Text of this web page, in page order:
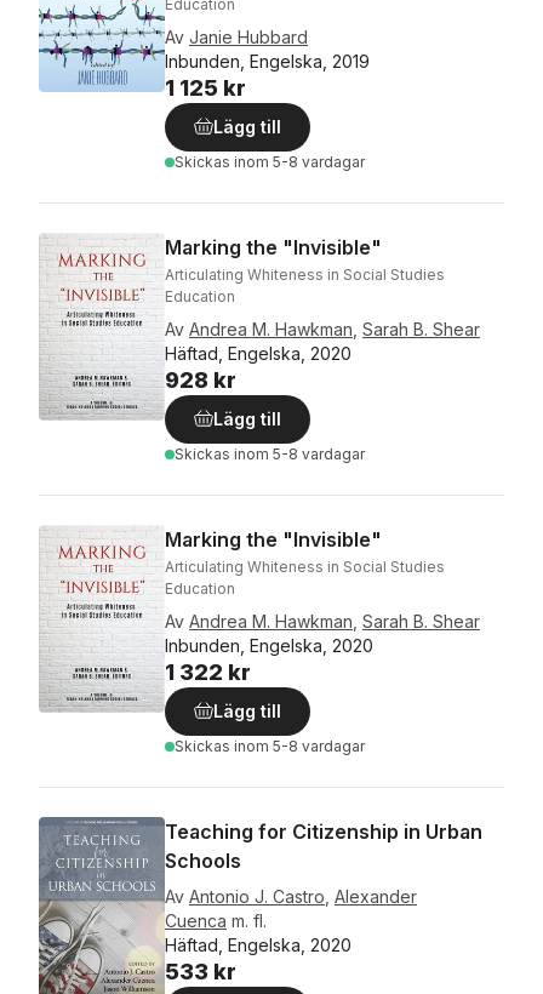
Education
Av Janie Hubbard
Inbunden, Engelska, 2019
1 125 kr
Lägg till
Skickas inom 5-8 vardagar
Marking the "Invisible"
Articulating Whiteness in Social Studies
Education
Av Andrea M. Hawkman Sarah B. Shear
Häftad, Engelska, 2020
928 kr
Lägg till
Skickas inom 5-8 vardagar
Marking the "Invisible"
Articulating Whiteness in Social Studies
Education
Av Andrea M. Hawkman Sarah B. Shear
Inbunden, Engelska, 2020
1 322 kr
Lägg till
Skickas inom 5-8 vardagar
Teaching for Citizenship in Urban
Schools
Av Antonio J. Castro Alexander
Cuenca m. fl.
Häftad, Engelska, 2020
533 kr